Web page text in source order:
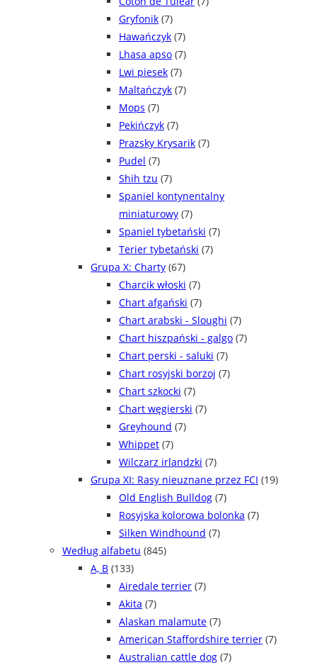
Gryfonik (7)
Hawańczyk (7)
Lhasa apso (7)
Lwi piesek (7)
Maltańczyk (7)
Mops (7)
Pekińczyk (7)
Prazsky Krysarik (7)
Pudel (7)
Shih tzu (7)
Spaniel kontynentalny
miniaturowy (7)
Spaniel tybetański (7)
Terier tybetański (7)
Grupa X: Charty (67)
Charcik włoski (7)
Chart afgański (7)
Chart arabski - Sloughi (7)
Chart hiszpański - galgo (7)
Chart perski - saluki (7)
Chart rosyjski borzoj (7)
Chart szkocki (7)
Chart węgierski (7)
Greyhound (7)
Whippet (7)
Wilczarz irlandzki (7)
Grupa XI: Rasy nieuznane przez FCI (19)
Old English Bulldog (7)
Rosyjska kolorowa bolonka (7)
Silken Windhound (7)
Według alfabetu (845)
A, B (133)
Airedale terrier (7)
Akita (7)
Alaskan malamute (7)
American Staffordshire terrier (7)
Australian cattle dog (7)